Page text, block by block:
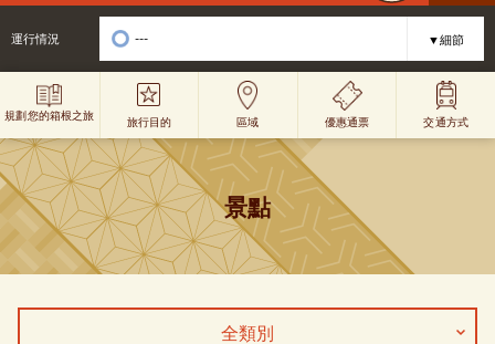
navigation
運行情況 --- ▼細節
規劃您的箱根之旅 旅行目的 區域 優惠通票 交通方式
景點
全類別